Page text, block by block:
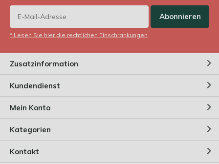
Abonnieren
* Lesen Sie hier die rechtlichen Einschränkungen
Zusatzinformation
Kundendienst
Mein Konto
Kategorien
Kontakt